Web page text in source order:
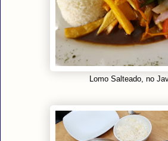
Lomo Salteado, no